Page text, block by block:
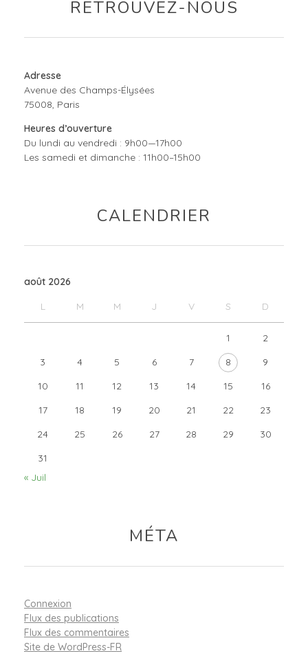
RETROUVEZ-NOUS
Adresse
Avenue des Champs-Élysées
75008, Paris
Heures d’ouverture
Du lundi au vendredi : 9h00—17h00
Les samedi et dimanche : 11h00–15h00
CALENDRIER
août 2026
L M M J V S D
1
2
3
4 5 6 7 8
9
10
11 12 13 14 15
16
17
18 19 20 21 22
23
24
25 26 27 28 29
30
31
« Juil
MÉTA
Connexion
Flux des publications
Flux des commentaires
Site de WordPress-FR